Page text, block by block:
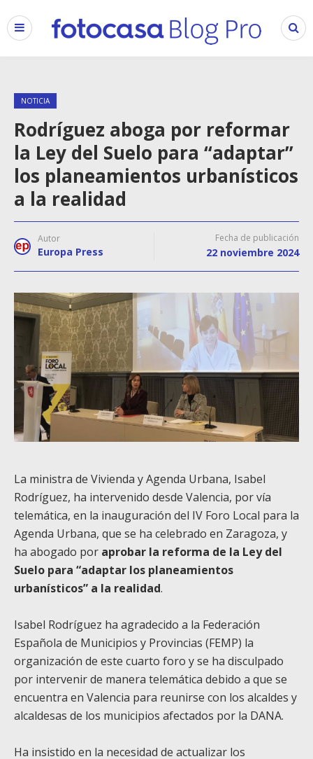
NOTICIA
Rodríguez aboga por reformar
la Ley del Suelo para “adaptar”
los planeamientos urbanísticos
a la realidad
Autor
Europa Press
Fecha de publicación
22 noviembre 2024
La ministra de Vivienda y Agenda Urbana, Isabel
Rodríguez, ha intervenido desde Valencia, por vía
telemática, en la inauguración del IV Foro Local para la
Agenda Urbana, que se ha celebrado en Zaragoza, y
ha abogado por aprobar la reforma de la Ley del
Suelo para “adaptar los planeamientos
urbanísticos” a la realidad.
Isabel Rodríguez ha agradecido a la Federación
Española de Municipios y Provincias (FEMP) la
organización de este cuarto foro y se ha disculpado
por intervenir de manera telemática debido a que se
encuentra en Valencia para reunirse con los alcaldes y
alcaldesas de los municipios afectados por la DANA.
Ha insistido en la necesidad de actualizar los